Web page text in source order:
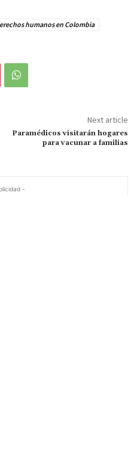
humanos en Colombia
Next article
Paramédicos visitarán hogares
para vacunar a familias
-